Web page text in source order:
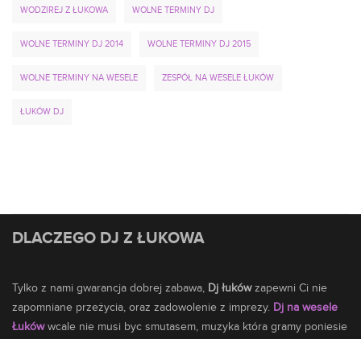
WODZIREJ Z ŁUKOWA WOLNE TERMINY DJ
WOLNE TERMINY DJ 2014 WOLNE TERMINY DJ 2015
WOLNE TERMINY NA WESELE ZESPÓŁ NA WESELE ŁUKÓW
ŁUKÓW DJ
DLACZEGO DJ Z ŁUKOWA
Tylko z nami gwarancja dobrej zabawa, Dj łukówzapewni Ci nie
zapomniane przeżycia, oraz zadowolenie z imprezy. Dj na wesele
Łukówwcale nie musi byc smutasem, muzyka która gramy poniesie